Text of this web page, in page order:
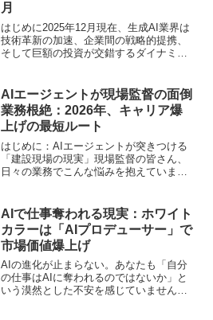
月
はじめに2025年12月現在、生成AI業界は
技術革新の加速、企業間の戦略的提携、
そして巨額の投資が交錯するダイナミッ
位性を確立するため、新たなビジネスモ
デルの模索やエコ...
AIエージェントが現場監督の面倒
業務根絶：2026年、キャリア爆
上げの最短ルート
はじめに：AIエージェントが突きつける
「建設現場の現実」現場監督の皆さん、
日々の業務でこんな悩みを抱えていませ
成に追われる。 会議のたびに手書きでメ
モを取り、後で議事...
AIで仕事奪われる現実：ホワイト
カラーは「AIプロデューサー」で
市場価値爆上げ
AIの進化が止まらない。あなたも「自分
の仕事はAIに奪われるのではないか」と
いう漠然とした不安を感じていません